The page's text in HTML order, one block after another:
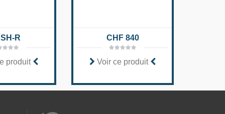
R
produit
CHF 840
Voir ce produit